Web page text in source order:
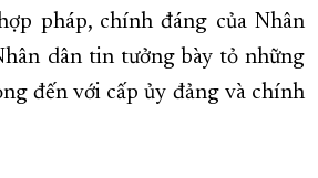
pháp, chính đáng của Nhân
dân tin tưởng bày tỏ những
đến với cấp ủy đảng và chính